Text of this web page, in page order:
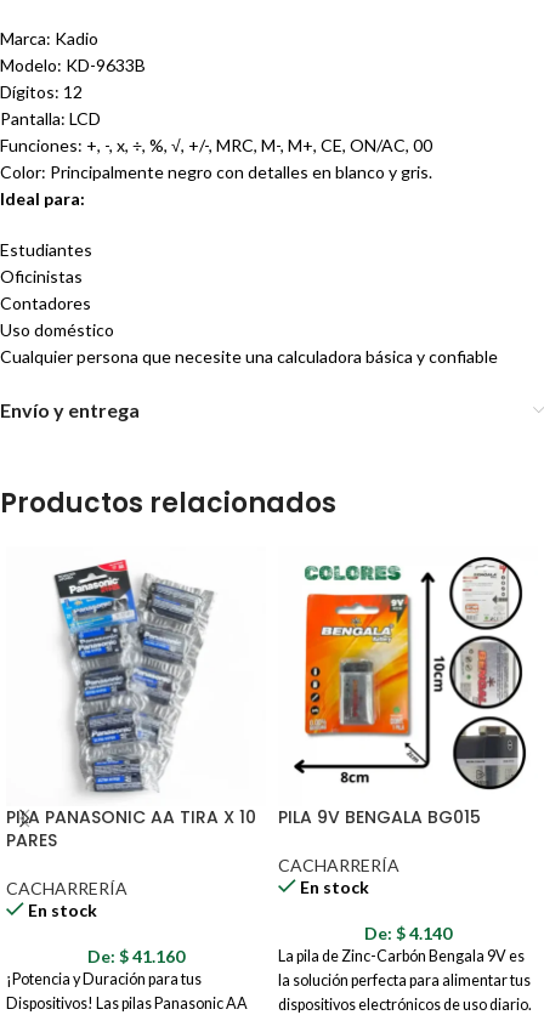
Marca: Kadio
Modelo: KD-9633B
Dígitos: 12
Pantalla: LCD
Funciones: +, -, x, ÷, %, √, +/-, MRC, M-, M+, CE, ON/AC, 00
Color: Principalmente negro con detalles en blanco y gris.
Ideal para:
Estudiantes
Oficinistas
Contadores
Uso doméstico
Cualquier persona que necesite una calculadora básica y confiable
Envío y entrega
Productos relacionados
PILA PANASONIC AA TIRA X 10
PARES
CACHARRERÍA
En stock
De: $41.160
¡Potencia y Duración para tus
Dispositivos! Las pilas Panasonic AA
PILA 9V BENGALA BG015
CACHARRERÍA
En stock
De: $4.140
La pila de Zinc-Carbón Bengala 9V es
la solución perfecta para alimentar tus
dispositivos electrónicos de uso diario.